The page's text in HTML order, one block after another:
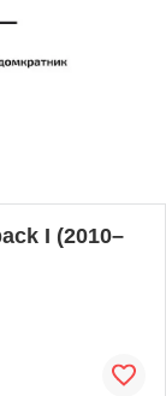
I (2010–